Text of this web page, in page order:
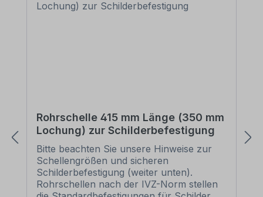
Rohrschelle 415 mm Länge (350 mm
Lochung) zur Schilderbefestigung
Bitte beachten Sie unsere Hinweise zur
Schellengrößen und sicheren
Schilderbefestigung (weiter unten).
Rohrschellen nach der IVZ-Norm stellen